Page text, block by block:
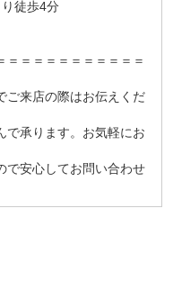
徒歩4分
＝＝＝＝＝＝＝＝＝＝＝
来店の際はお伝えくだ
承ります。お気軽にお
安心してお問い合わせ